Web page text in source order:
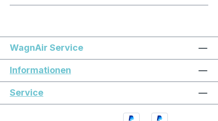
WagnAir Service
Informationen
Service